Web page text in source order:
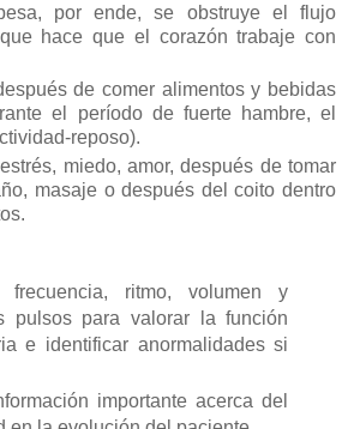
por ende, se obstruye el flujo
hace que el corazón trabaje con
de comer alimentos y bebidas
el período de fuerte hambre, el
reposo).
estrés, miedo, amor, después de tomar
masaje o después del coito dentro
frecuencia, ritmo, volumen y
pulsos para valorar la función
e identificar anormalidades si
importante acerca del